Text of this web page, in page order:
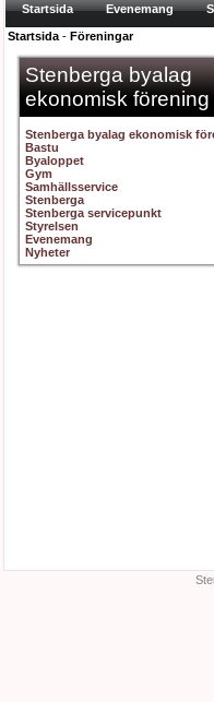
Startsida Evenemang
Startsida - Föreningar
Stenberga byalag
ekonomisk förening
Stenberga byalag ekonomisk
Bastu
Byaloppet
Gym
Samhällsservice
Stenberga
Stenberga servicepunkt
Styrelsen
Evenemang
Nyheter